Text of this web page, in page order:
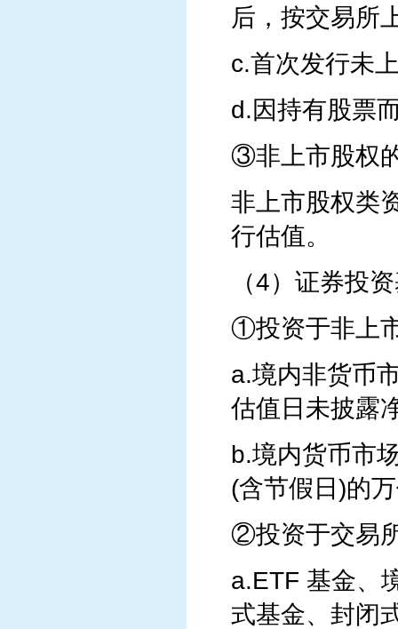
后，按交易所
c.首次发行未
d.因持有股票
③非上市股权
非上市股权类
行估值。
（4）证券投
①投资于非上
a.境内非货币
估值日未披露
b.境内货币市
(含节假日)的
②投资于交易
a.ETF 基金、
式基金、封闭